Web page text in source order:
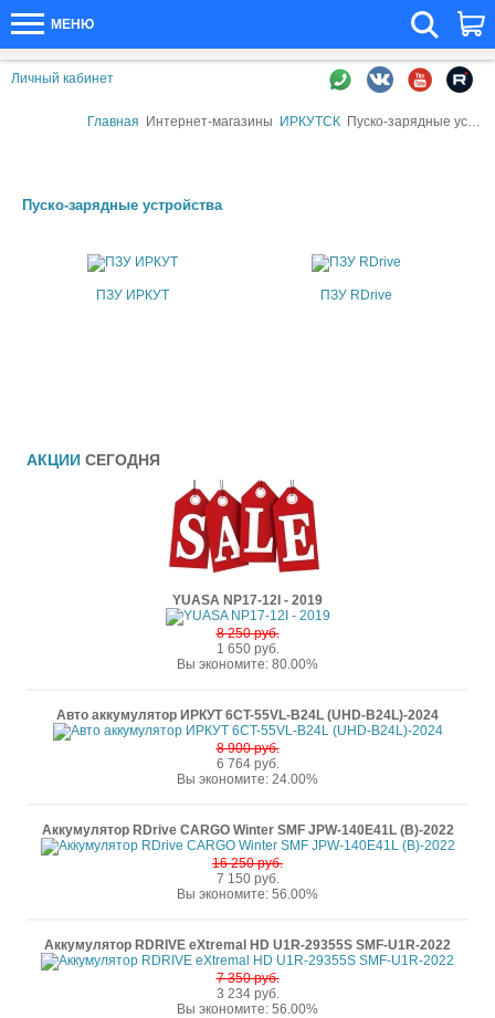
МЕНЮ
Личный кабинет
Главная Интернет-магазины ИРКУТСК Пуско-зарядные устройства
Пуско-зарядные устройства
ПЗУ ИРКУТ ПЗУ RDrive
АКЦИИ СЕГОДНЯ
YUASA NP17-12I - 2019
8 250 руб.
1 650 руб.
Вы экономите: 80.00%
Авто аккумулятор ИРКУТ 6CT-55VL-B24L (UHD-B24L)-2024
8 900 руб.
6 764 руб.
Вы экономите: 24.00%
Аккумулятор RDrive CARGO Winter SMF JPW-140E41L (B)-2022
16 250 руб.
7 150 руб.
Вы экономите: 56.00%
Аккумулятор RDRIVE eXtremal HD U1R-29355S SMF-U1R-2022
7 350 руб.
3 234 руб.
Вы экономите: 56.00%